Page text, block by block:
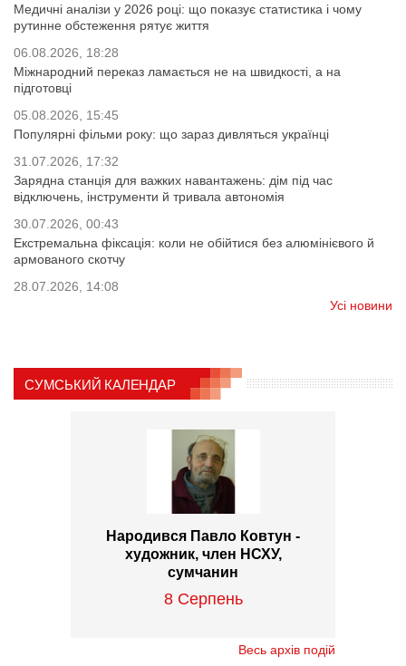
Медичні аналізи у 2026 році: що показує статистика і чому
рутинне обстеження рятує життя
06.08.2026, 18:28
Міжнародний переказ ламається не на швидкості, а на
підготовці
05.08.2026, 15:45
Популярні фільми року: що зараз дивляться українці
31.07.2026, 17:32
Зарядна станція для важких навантажень: дім під час
відключень, інструменти й тривала автономія
30.07.2026, 00:43
Екстремальна фіксація: коли не обійтися без алюмінієвого й
армованого скотчу
28.07.2026, 14:08
Усі новини
СУМСЬКИЙ КАЛЕНДАР
Народився Павло Ковтун -
художник, член НСХУ,
сумчанин
8 Серпень
Весь архів подій